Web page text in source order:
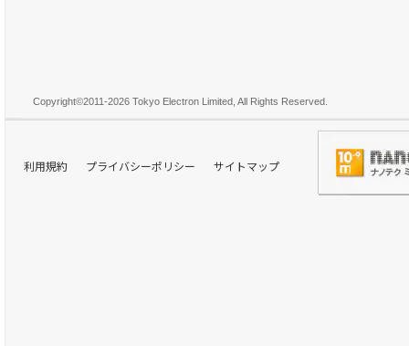
Copyright©2011-2026 Tokyo Electron Limited, All Rights Reserved.
利用規約 プライバシーポリシー サイトマップ